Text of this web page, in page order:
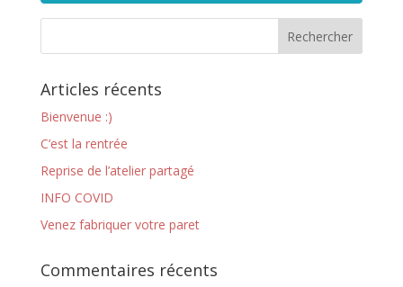
Articles récents
Bienvenue :)
C’est la rentrée
Reprise de l’atelier partagé
INFO COVID
Venez fabriquer votre paret
Commentaires récents